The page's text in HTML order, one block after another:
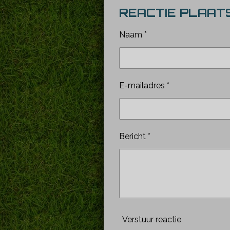
e
n
l
r
e
REACTIE
Naam *
E-mailadres *
Bericht *
Verstuur reactie